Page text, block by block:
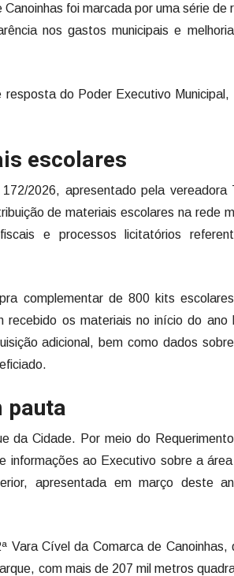
foi marcada por uma série de
nos gastos municipais e
do Poder Executivo
escolares
2026, apresentado pela vereadora
de materiais escolares na rede
e processos licitatórios
complementar de 800 kits
os materiais no início do ano
adicional, bem como dados
pauta
da Cidade. Por meio do
informações ao Executivo sobre a
apresentada em março deste
Vara Cível da Comarca de Canoinhas,
com mais de 207 mil metros